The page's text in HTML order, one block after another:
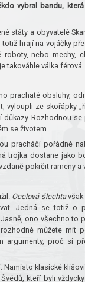
vybral bandu,
státy a obyvatelé
hrají na vojáčky
nebo mechy,
takováhle válka férová.
prachaté obsluhy,
ze skořápky
Rozhodnou
se životem.
pracháči pořádně
trojka dostane jako
pokrčit rameny
Ocelová šlechtavšak
Jedná se totiž o
ono všechno to
můžete mít
argumenty, proč si
Namísto klasické
kteří byli